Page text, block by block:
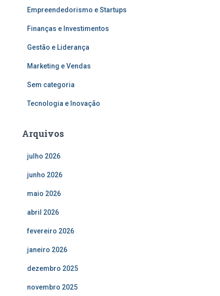
Empreendedorismo e Startups
Finanças e Investimentos
Gestão e Liderança
Marketing e Vendas
Sem categoria
Tecnologia e Inovação
Arquivos
julho 2026
junho 2026
maio 2026
abril 2026
fevereiro 2026
janeiro 2026
dezembro 2025
novembro 2025